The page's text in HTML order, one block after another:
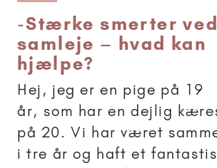
-Stærke smerter ved
samleje – hvad kan
hjælpe?
Hej, jeg er en pige på 19
år, som har en dejlig
på 20. Vi har været
i tre år og haft et